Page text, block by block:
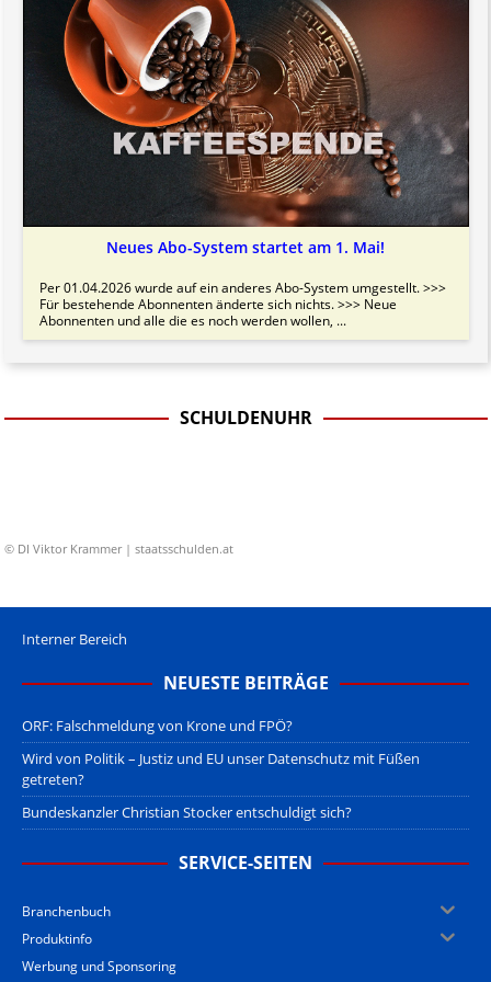
Neues Abo-System startet am 1. Mai!
Per 01.04.2026 wurde auf ein anderes Abo-System umgestellt. >>>
Für bestehende Abonnenten änderte sich nichts. >>> Neue
Abonnenten und alle die es noch werden wollen, ...
SCHULDENUHR
© DI Viktor Krammer | staatsschulden.at
Interner Bereich
NEUESTE BEITRÄGE
ORF: Falschmeldung von Krone und FPÖ?
Wird von Politik – Justiz und EU unser Datenschutz mit Füßen
getreten?
Bundeskanzler Christian Stocker entschuldigt sich?
SERVICE-SEITEN
Branchenbuch
Produktinfo
Werbung und Sponsoring